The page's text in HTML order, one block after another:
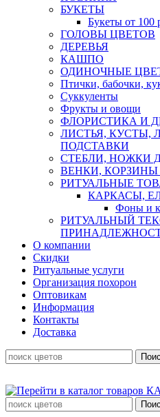
БУКЕТЫ
Букеты от 100
ГОЛОВЫ ЦВЕТОВ
ДЕРЕВЬЯ
КАШПО
ОДИНОЧНЫЕ
Птички, бабочки,
Суккуленты
Фрукты и овощи
ФЛОРИСТИКА И
ЛИСТЬЯ, КУСТЫ,
ПОДСТАВКИ
СТЕБЛИ, НОЖКИ
ВЕНКИ, КОРЗИНЫ
РИТУАЛЬНЫЕ
КАРКАСЫ,
Фоны и
РИТУАЛЬНЫЙ
О компании
Скидки
Ритуальные услуги
Организация похорон
Оптовикам
Информация
Контакты
Доставка